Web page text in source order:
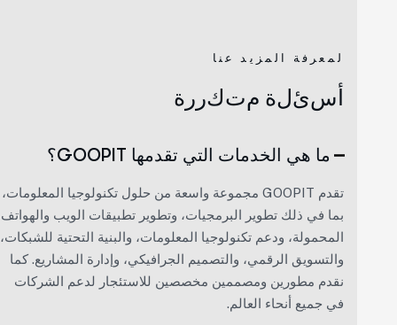
لمعرفة المزيد عنا
ئ لة متكررة
ما هي الخدمات التي تقدمها GOOPIT؟
تقدم GOOPIT مجموعة واسعة من حلول تكنولوجيا المعلومات،
بما في ذلك تطوير البرمجيات، وتطوير تطبيقات الويب والهواتف
المحمولة، ودعم تكنولوجيا المعلومات، والبنية التحتية للشبكات،
والتسويق الرقمي، والتصميم الجرافيكي، وإدارة المشاريع. كما
نقدم مطورين ومصممين مخصصين للاستئجار لدعم الشركات
في جميع أنحاء العالم.